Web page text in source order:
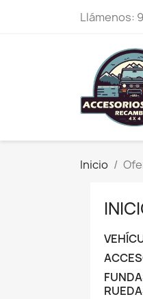
Llámenos:
Inicio